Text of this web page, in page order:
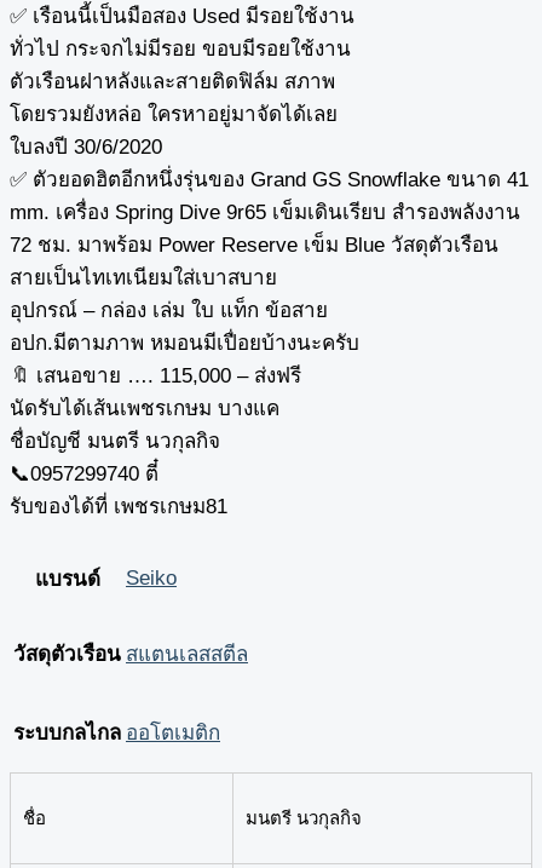
✅ เรือนนี้เป็นมือสอง Used มีรอยใช้งาน
ทั่วไป กระจกไม่มีรอย ขอบมีรอยใช้งาน
ตัวเรือนฝาหลังและสายติดฟิล์ม สภาพ
โดยรวมยังหล่อ ใครหาอยู่มาจัดได้เลย
ใบลงปี 30/6/2020
✅ ตัวยอดฮิตอีกหนึ่งรุ่นของ Grand GS Snowflake ขนาด 41
mm. เครื่อง Spring Dive 9r65 เข็มเดินเรียบ สำรองพลังงาน
72 ชม. มาพร้อม Power Reserve เข็ม Blue วัสดุตัวเรือน
สายเป็นไทเทเนียมใส่เบาสบาย
อุปกรณ์ – กล่อง เล่ม ใบ แท็ก ข้อสาย
อปก.มีตามภาพ หมอนมีเปื่อยบ้างนะครับ
🔖 เสนอขาย …. 115,000 – ส่งฟรี
นัดรับได้เส้นเพชรเกษม บางแค
ชื่อบัญชี มนตรี นวกุลกิจ
📞0957299740 ตี๋
รับของได้ที่ เพชรเกษม81
แบรนด์ Seiko
วัสดุตัวเรือน สแตนเลสสตีล
ระบบกลไกล ออโตเมติก
ชื่อ มนตรี นวกุลกิจ